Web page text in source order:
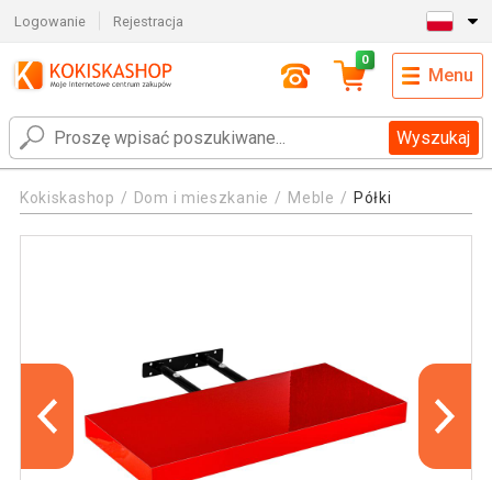
Logowanie Rejestracja
Wyszukaj
0
Menu
Kokiskashop Dom i mieszkanie Meble Półki